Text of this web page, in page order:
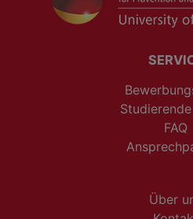
FAQ
Über